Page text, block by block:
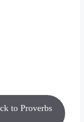
to Proverbs